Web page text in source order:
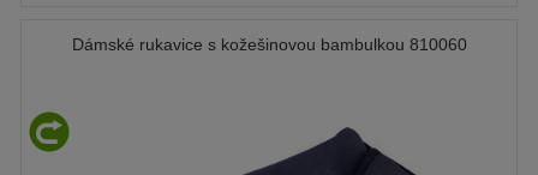
Dámské rukavice s kožešinovou bambulkou 810060